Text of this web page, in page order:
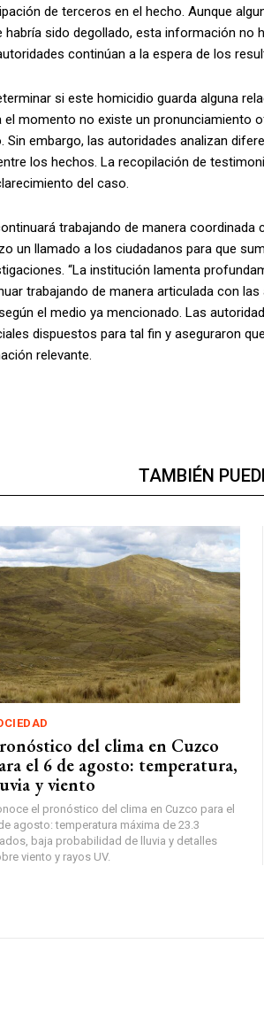
de terceros en el hecho. Aunque
habría sido degollado, esta información no
continúan a la espera de los
si este homicidio guarda alguna
momento no existe un pronunciamiento
embargo, las autoridades analizan
los hechos. La recopilación de
del caso.
trabajando de manera coordinada
un llamado a los ciudadanos para que
“La institución lamenta
trabajando de manera articulada con
el medio ya mencionado. Las
dispuestos para tal fin y aseguraron
relevante.
TAMBIÉN
del clima en Cuzco
el 6 de agosto: temperatura,
y viento
el pronóstico del clima en Cuzco para el
agosto: temperatura máxima de 23.3
baja probabilidad de lluvia y detalles
viento y rayos UV.